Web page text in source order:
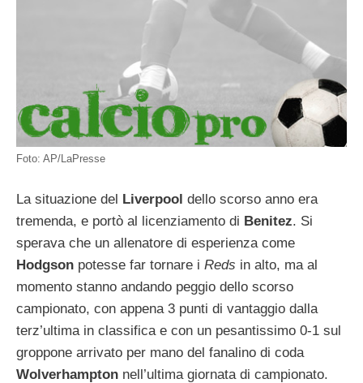
Foto: AP/LaPresse
La situazione del Liverpool dello scorso anno era
tremenda, e portò al licenziamento di Benitez. Si
sperava che un allenatore di esperienza come
Hodgson potesse far tornare i Reds in alto, ma al
momento stanno andando peggio dello scorso
campionato, con appena 3 punti di vantaggio dalla
terz’ultima in classifica e con un pesantissimo 0-1 sul
groppone arrivato per mano del fanalino di coda
Wolverhampton nell’ultima giornata di campionato.